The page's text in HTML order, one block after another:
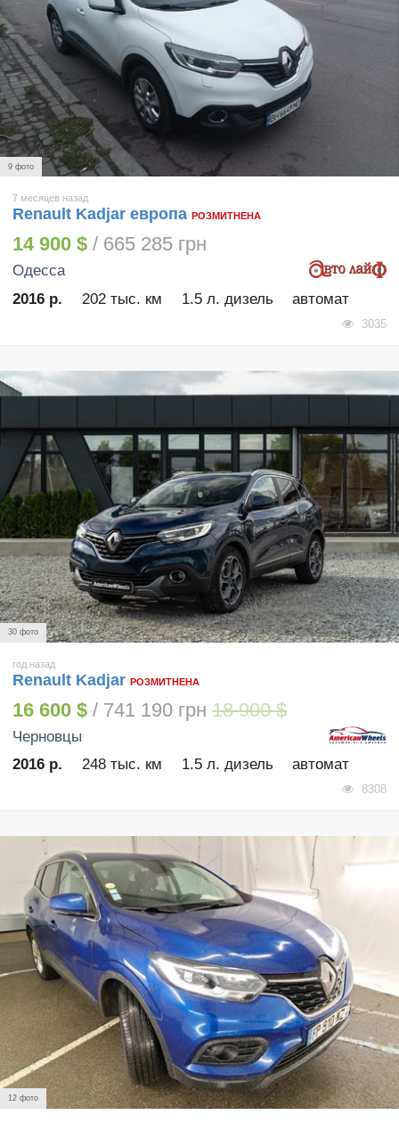
9 фото
7 месяцев назад
Renault Kadjar европа РОЗМИТНЕНА
14 900 $ / 665 285 грн
Одесса
2016 р.
202 тыс. км 1.5 л. дизель автомат
3035
30 фото
год назад
Renault Kadjar РОЗМИТНЕНА
16 600 $ / 741 190 грн 18 900 $
Черновцы
2016 р.
248 тыс. км 1.5 л. дизель автомат
8308
12 фото